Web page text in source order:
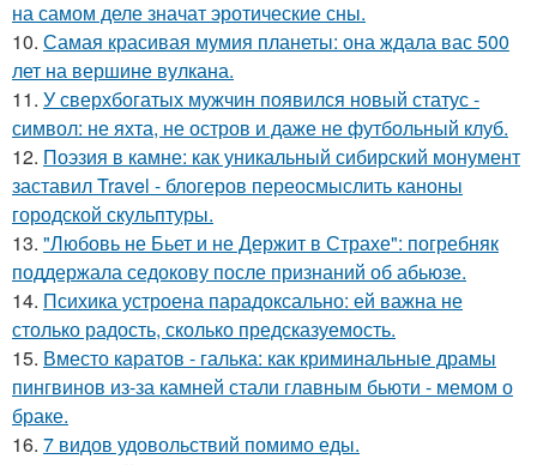
на самом деле значат эротические сны.
10. Самая красивая мумия планеты: она ждала вас 500
лет на вершине вулкана.
11. У сверхбогатых мужчин появился новый статус -
символ: не яхта, не остров и даже не футбольный клуб.
12. Поэзия в камне: как уникальный сибирский монумент
заставил Travel - блогеров переосмыслить каноны
городской скульптуры.
13. "Любовь не Бьет и не Держит в Страхе": погребняк
поддержала седокову после признаний об абьюзе.
14. Психика устроена парадоксально: ей важна не
столько радость, сколько предсказуемость.
15. Вместо каратов - галька: как криминальные драмы
пингвинов из-за камней стали главным бьюти - мемом о
браке.
16. 7 видов удовольствий помимо еды.